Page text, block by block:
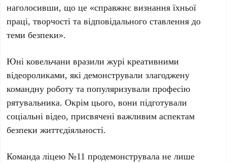
наголосивши, що це «справжнє визнання їхньої
праці, творчості та відповідального ставлення до
теми безпеки».
Юні ковельчани вразили журі креативними
відеороликами, які демонстрували злагоджену
командну роботу та популяризували професію
рятувальника. Окрім цього, вони підготували
соціальні відео, присвячені важливим аспектам
безпеки життєдіяльності.
Команда ліцею №11 продемонструвала не лише